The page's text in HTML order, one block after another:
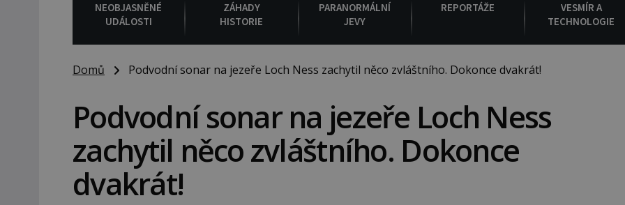
NEOBJASNĚNÉ
UDÁLOSTI
ZÁHADY
HISTORIE
PARANORMÁLNÍ
JEVY
REPORTÁŽE
VESMÍR A
TECHNOLOGIE
Domů Podvodní sonar na jezeře Loch Ness zachytil něco zvláštního. Dokonce dvakrát!
Podvodní sonar na jezeře Loch Ness
zachytil něco zvláštního. Dokonce
dvakrát!